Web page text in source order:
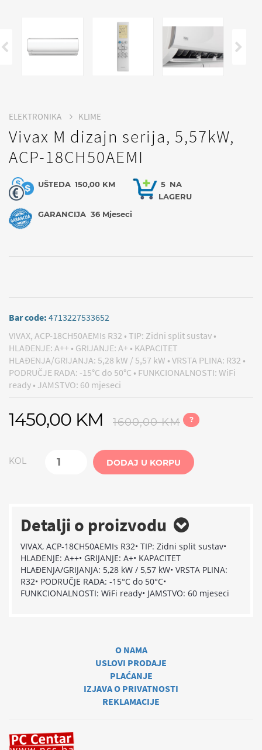
ELEKTRONIKA KLIME
Vivax M dizajn serija, 5,57kW,
ACP-18CH50AEMI
UŠTEDA 150,00 KM 5 NA
LAGERU
GARANCIJA 36 Mjeseci
Bar code: 4713227533652
VIVAX, ACP-18CH50AEMIs R32 • TIP: Zidni split sustav •
HLAĐENJE: A++ • GRIJANJE: A+ • KAPACITET
HLAĐENJA/GRIJANJA: 5,28 kW / 5,57 kW • VRSTA PLINA: R32 •
PODRUČJE RADA: -15°C do 50°C • FUNKCIONALNOSTI: WiFi
ready • JAMSTVO: 60 mjeseci
1450,00 KM 1600,00 KM ?
KOL DODAJ U KORPU
Detalji o proizvodu
VIVAX, ACP-18CH50AEMIs R32• TIP: Zidni split sustav•
HLAĐENJE: A++• GRIJANJE: A+• KAPACITET
HLAĐENJA/GRIJANJA: 5,28 kW / 5,57 kW• VRSTA PLINA:
R32• PODRUČJE RADA: -15°C do 50°C•
FUNKCIONALNOSTI: WiFi ready• JAMSTVO: 60 mjeseci
O NAMA
USLOVI PRODAJE
PLAĆANJE
IZJAVA O PRIVATNOSTI
REKLAMACIJE